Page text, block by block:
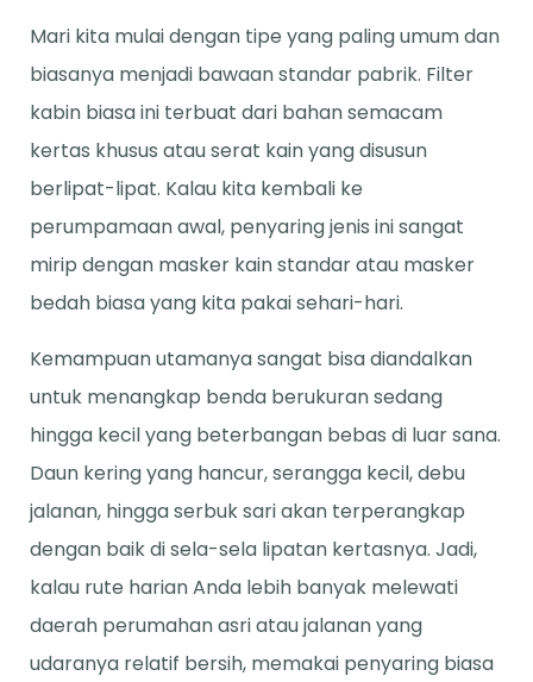
Mari kita mulai dengan tipe yang paling umum dan
biasanya menjadi bawaan standar pabrik. Filter
kabin biasa ini terbuat dari bahan semacam
kertas khusus atau serat kain yang disusun
berlipat-lipat. Kalau kita kembali ke
perumpamaan awal, penyaring jenis ini sangat
mirip dengan masker kain standar atau masker
bedah biasa yang kita pakai sehari-hari.
Kemampuan utamanya sangat bisa diandalkan
untuk menangkap benda berukuran sedang
hingga kecil yang beterbangan bebas di luar sana.
Daun kering yang hancur, serangga kecil, debu
jalanan, hingga serbuk sari akan terperangkap
dengan baik di sela-sela lipatan kertasnya. Jadi,
kalau rute harian Anda lebih banyak melewati
daerah perumahan asri atau jalanan yang
udaranya relatif bersih, memakai penyaring biasa